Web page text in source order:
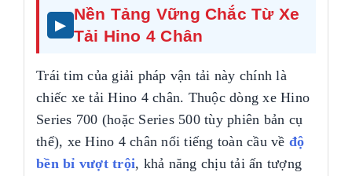
Nền Tảng Vững Chắc Từ Xe
Tải Hino 4 Chân
Trái tim của giải pháp vận tải này chính là
chiếc xe tải Hino 4 chân. Thuộc dòng xe Hino
Series 700 (hoặc Series 500 tùy phiên bản cụ
thể), xe Hino 4 chân nổi tiếng toàn cầu về độ
bền bỉ vượt trội, khả năng chịu tải ấn tượng